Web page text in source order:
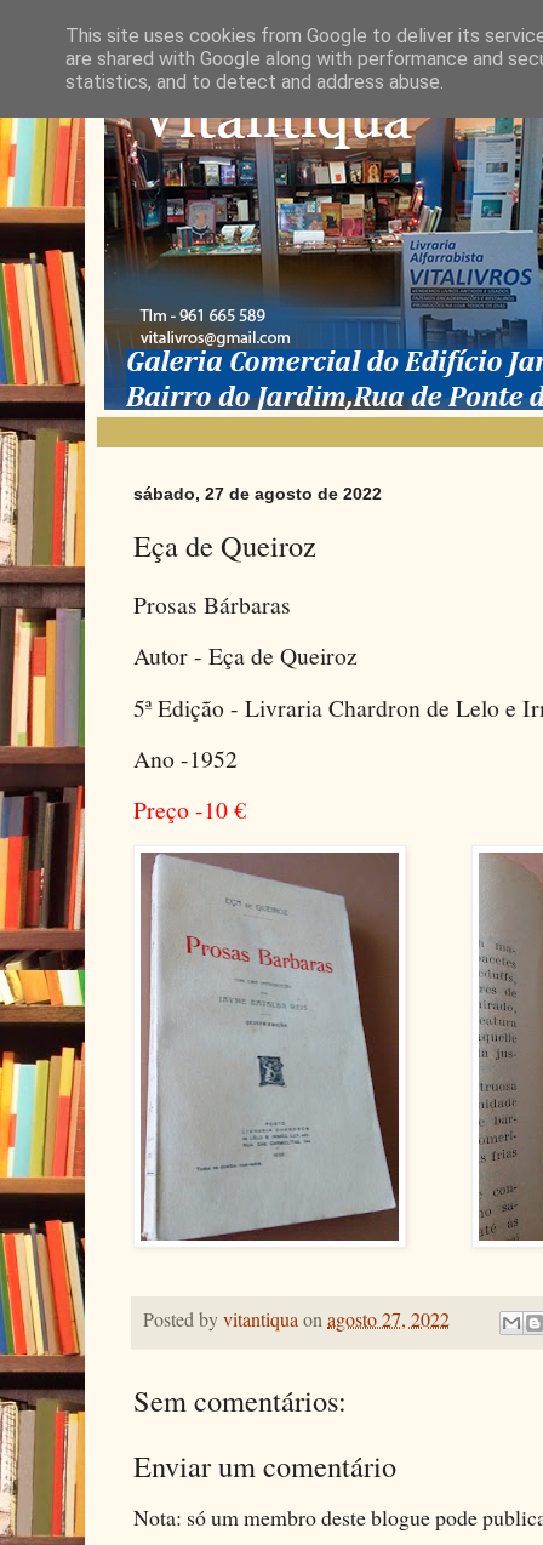
sábado, 27 de agosto de 2022
Eça de Queiroz
Prosas Bárbaras
Autor - Eça de Queiroz
5ª Edição - Livraria Chardron de Lelo e
Ano -1952
Preço -10€
Posted byvitantiquaonagosto 27, 2022
Sem comentários:
Enviar um comentário
Nota: só um membro deste blogue pode
This site uses cookies from Google to deliver its
are shared with Google along with performance and
statistics, and to detect and address abuse.